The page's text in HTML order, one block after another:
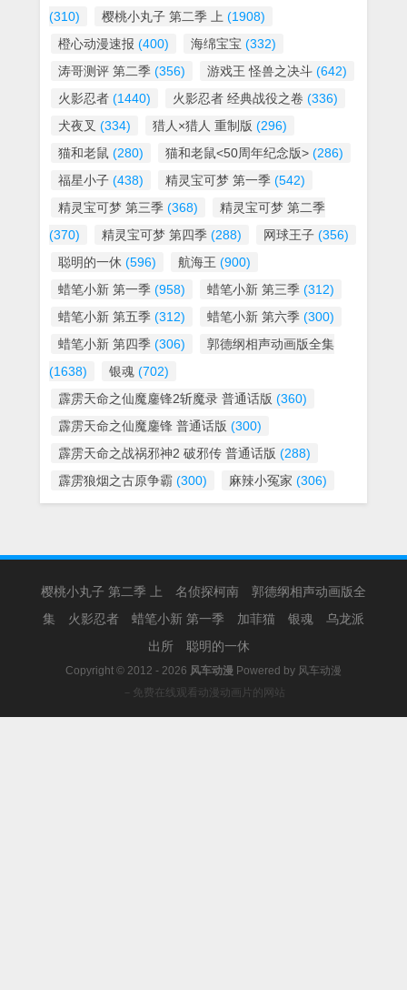
(310)
樱桃小丸子 第二季 上 (1908)
橙心动漫速报 (400) 海绵宝宝 (332)
涛哥测评 第二季 (356) 游戏王 怪兽之决斗 (642)
火影忍者 (1440) 火影忍者 经典战役之卷 (336)
犬夜叉 (334) 猎人×猎人 重制版 (296)
猫和老鼠 (280) 猫和老鼠<50周年纪念版> (286)
福星小子 (438) 精灵宝可梦 第一季 (542)
精灵宝可梦 第三季 (368)
精灵宝可梦 第二季
(370)
精灵宝可梦 第四季 (288) 网球王子 (356)
聪明的一休 (596) 航海王 (900)
蜡笔小新 第一季 (958) 蜡笔小新 第三季 (312)
蜡笔小新 第五季 (312) 蜡笔小新 第六季 (300)
蜡笔小新 第四季 (306)
郭德纲相声动画版全集
(1638)
银魂 (702)
霹雳天命之仙魔鏖锋2斩魔录 普通话版 (360)
霹雳天命之仙魔鏖锋 普通话版 (300)
霹雳天命之战祸邪神2 破邪传 普通话版 (288)
霹雳狼烟之古原争霸 (300) 麻辣小冤家 (306)
樱桃小丸子 第二季 上 名侦探柯南
郭德纲相声动画版全
集
火影忍者 蜡笔小新 第一季 加菲猫 银魂
乌龙派
出所
聪明的一休
Copyright © 2012 - 2026 风车动漫 Powered by 风车动漫
－免费在线观看动漫动画片的网站